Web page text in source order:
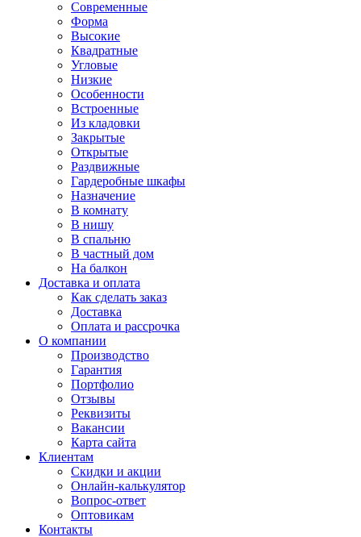
Современные
Форма
Высокие
Квадратные
Угловые
Низкие
Особенности
Встроенные
Из кладовки
Закрытые
Открытые
Раздвижные
Гардеробные шкафы
Назначение
В комнату
В нишу
В спальню
В частный дом
На балкон
Доставка и оплата
Как сделать заказ
Доставка
Оплата и рассрочка
О компании
Производство
Гарантия
Портфолио
Отзывы
Реквизиты
Вакансии
Карта сайта
Клиентам
Скидки и акции
Онлайн-калькулятор
Вопрос-ответ
Оптовикам
Контакты